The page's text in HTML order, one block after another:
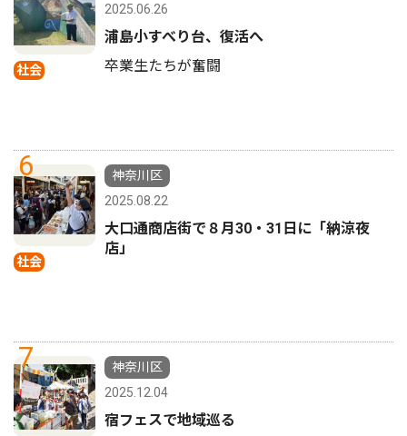
社会
2025.06.26
浦島小すべり台、復活へ
卒業生たちが奮闘
6
社会
神奈川区
2025.08.22
大口通商店街で８月30・31日に「納涼夜
店」
7
神奈川区
2025.12.04
宿フェスで地域巡る